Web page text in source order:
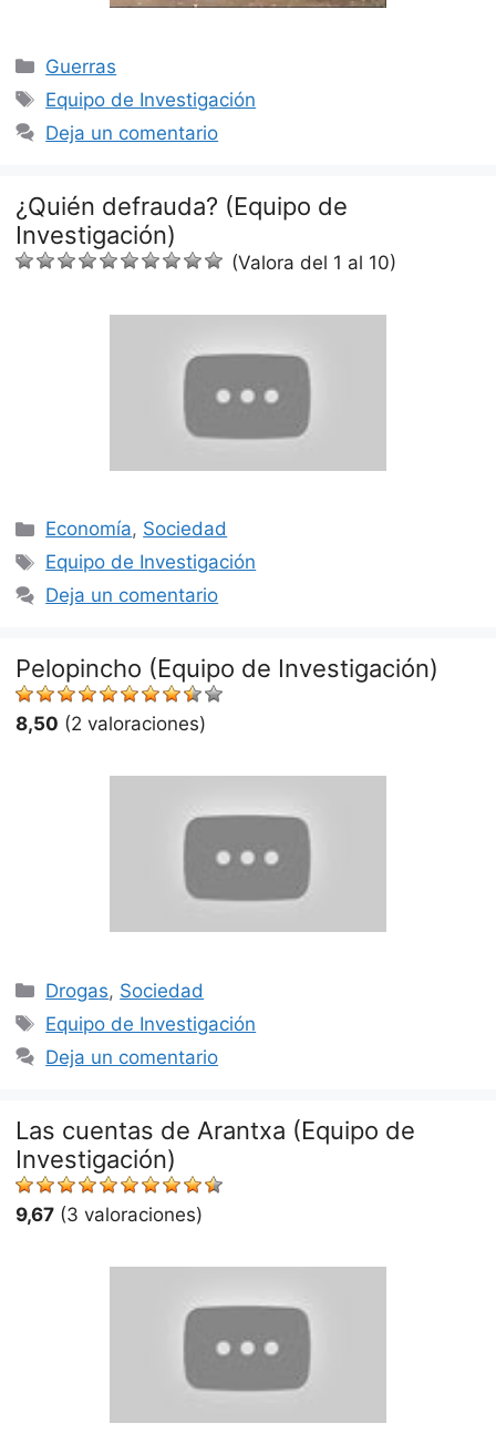
Categorías
Guerras
Etiquetas
Equipo de Investigación
Deja un comentario
¿Quién defrauda? (Equipo de
Investigación)
(Valora del 1 al 10)
Categorías
Economía, Sociedad
Etiquetas
Equipo de Investigación
Deja un comentario
Pelopincho (Equipo de Investigación)
8,50 (2 valoraciones)
Categorías
Drogas, Sociedad
Etiquetas
Equipo de Investigación
Deja un comentario
Las cuentas de Arantxa (Equipo de
Investigación)
9,67 (3 valoraciones)